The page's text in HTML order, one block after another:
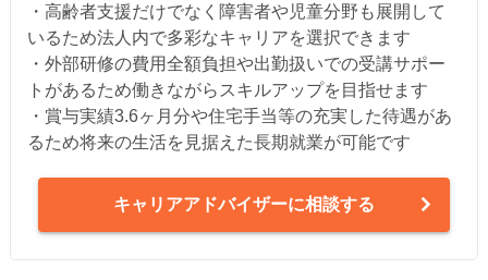
・高齢者支援だけでなく障害者や児童分野も展開して
いるため法人内で多彩なキャリアを選択できます
・外部研修の費用全額負担や出勤扱いでの受講サポー
トがあるため働きながらスキルアップを目指せます
・賞与実績3.6ヶ月分や住宅手当等の充実した待遇があ
るため将来の生活を見据えた長期就業が可能です
キャリアアドバイザーに相談する